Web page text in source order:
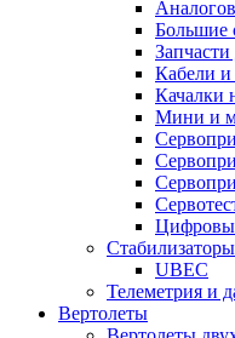
Большие
Кабели и
Качалки
Мини и
UBEC
Телеметрия и
Вертолеты